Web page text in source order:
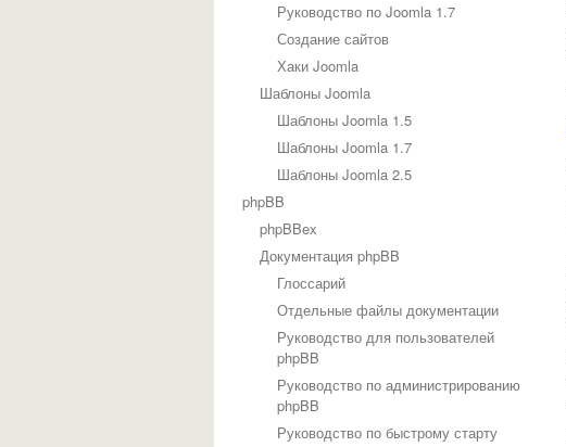
Руководство по Joomla 1.7
Создание сайтов
Хаки Joomla
Шаблоны Joomla
Шаблоны Joomla 1.5
Шаблоны Joomla 1.7
Шаблоны Joomla 2.5
phpBB
phpBBex
Документация phpBB
Глоссарий
Отдельные файлы документации
Руководство для пользователей
phpBB
Руководство по администрированию
phpBB
Руководство по быстрому старту